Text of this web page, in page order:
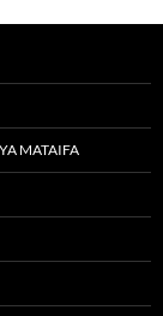
MATAIFA